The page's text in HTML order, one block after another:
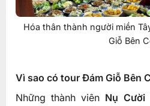
Hóa thân thành người miền
Giỗ Bên
Vì sao có tour Đám Giỗ Bên
Những thành viên Nụ Cười